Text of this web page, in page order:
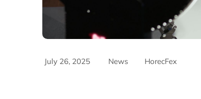
July 26, 2025 News HorecFex